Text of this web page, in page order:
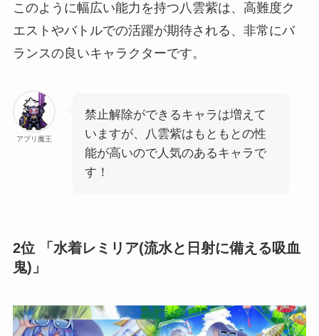
このように幅広い能力を持つ八雲紫は、高難度ク
エストやバトルでの活躍が期待される、非常にバ
ランスの良いキャラクターです。
アプリ魔王
禁止解除ができるキャラは増えて
いますが、八雲紫はもともとの性
能が高いので人気のあるキャラで
す！
2位 「水着レミリア(流水と日射に備える吸血
鬼)」